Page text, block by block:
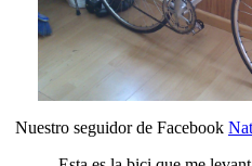
Nuestro seguidor de Facebook